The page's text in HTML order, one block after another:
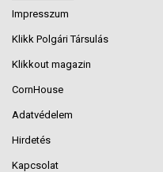
Impresszum
Klikk Polgári Társulás
Klikkout magazin
CornHouse
Adatvédelem
Hirdetés
Kapcsolat